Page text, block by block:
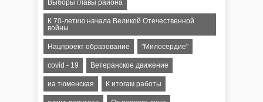
Выборы главы района
К 70-летию начала Великой Отечественной
войны
Нацпроект образование "Милосердие"
covid - 19 Ветеранское движение
иа тюменская К итогам работы